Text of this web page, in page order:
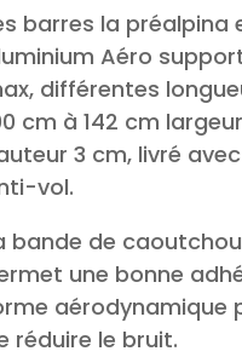
barres la préalpina
Aéro
différentes
cm à 142 cm
3 cm, livré
vol.
bande de
une bonne
aérodynamique
réduire le bruit.